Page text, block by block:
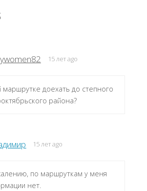
15 лет ago
маршрутке доехать до степного
района?
15 лет ago
по маршруткам у меня
нет.